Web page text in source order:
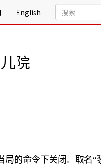
English
院
局的命令下关闭。取名“